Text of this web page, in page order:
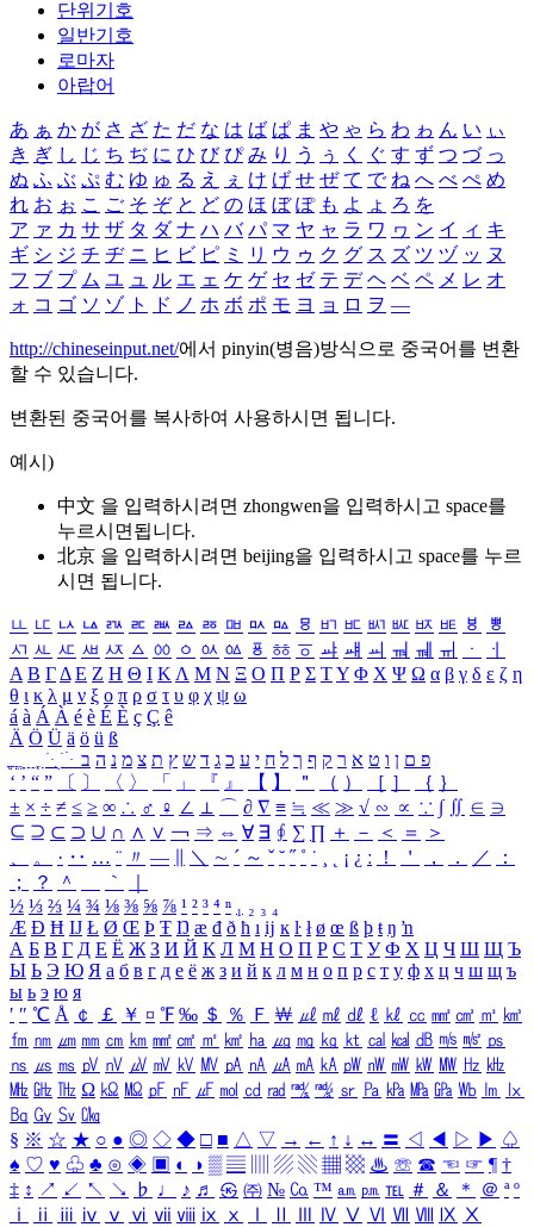
단위기호
일반기호
로마자
아랍어
あ ぁ か が さ ざ た だ な は ば ぱ ま や ゃ ら わ ゎ ん い ぃ
き ぎ し じ ち ぢ に ひ び ぴ み り う ぅ く ぐ す ず つ づ っ
ぬ ふ ぶ ぷ む ゆ ゅ る え ぇ け げ せ ぜ て で ね へ べ ぺ め
れ お ぉ こ ご そ ぞ と ど の ほ ぼ ぽ も よ ょ ろ を
ア ァ カ サ ザ タ ダ ナ ハ バ パ マ ヤ ャ ラ ワ ヮ ン イ ィ キ
ギ シ ジ チ ヂ ニ ヒ ビ ピ ミ リ ウ ゥ ク グ ス ズ ツ ヅ ッ ヌ
フ ブ プ ム ユ ュ ル エ ェ ケ ゲ セ ゼ テ デ ヘ ベ ペ メ レ オ
ォ コ ゴ ソ ゾ ト ド ノ ホ ボ ポ モ ヨ ョ ロ ヲ ―
http://chineseinput.net/에서 pinyin(병음)방식으로 중국어를 변환
할 수 있습니다.
변환된 중국어를 복사하여 사용하시면 됩니다.
예시)
中文 을 입력하시려면 zhongwen을 입력하시고 space를
누르시면됩니다.
北京 을 입력하시려면 beijing을 입력하시고 space를 누르
시면 됩니다.
ㅥ ㅦ ㅧ ㅨ ㅩ ㅪ ㅫ ㅬ ㅭ ㅮ ㅯ ㅰ ㅱ ㅲ ㅳ ㅴ ㅵ ㅶ ㅷ ㅸ
ㅹ
ㅺ ㅻ ㅼ ㅽ ㅾ ㅿ ㆀ ㆁ ㆂ ㆃ ㆄ ㆅ ㆆ ㆇ ㆈ ㆉ ㆊ ㆋ ㆌ ㆍ
ㆎ
Α Β ΓΔ Ε Ζ Η Θ Ι ΚΛ Μ Ν Ξ Ο Π Ρ Σ ΤΥ Φ Χ Ψ Ω α β γ δ ε ζ η
θ ι κ λ μ ν ξ ο π ρ σ τ υ φ χ ψ ω
á à Á À é è É È ç Ç ê
Ä Ö Ü ä ö ü ß
ִֶֹ ֻּ ׁׂ פ ם ן ו ט א ר ק ף ך ל ח י ע כ ג ד ש ץ ת צ מ נ ה ב
‘ ’ “ ” 〔 〕 〈 〉 「 」 『 』 【 】 ＂ （ ） ［ ］ ｛ ｝
± × ÷ ≠ ≤ ≥ ∞ ∴ ♂ ♀ ∠ ⊥ ⌒ ∂ ∇ ≡ ≒ ≪ ≫ √ ∽ ∝ ∵ ∫ ∬ ∈ ∋
⊆ ⊇ ⊂ ⊃ ∪ ∩ ∧ ∨ ￢ ⇒ ⇔ ∀ ∃ ∮ ∑ ∏ ＋ － ＜ ＝
＞
、
。 · ‥ … ¨ 〃 ― ＼ ∼ ´ ～ ˇ ˘ ˝ ˚ ˙ ¸ ¡ ¿ ː ！ ＇ ， ． ／
：
；
？ ＾ ｀
½ ⅓ ⅔ ¼ ¾ ⅛ ⅜ ⅝ ⅞ ¹ ² ³ ⁴ ⁿ ₁ ₂ ₃ ₄
Æ Ð Ħ Ĳ Ł Ø Œ Þ Ŧ Ŋ æ đ ð ħ ı ĳ ĸ ŀ ł ø œ ß þ ŧ ŋ ŉ
А Б В Г Д Е Ё Ж З И Й К Л М Н О П Р С Т У Ф Х Ц Ч Ш Щ Ъ
Ы Ь Э Ю Я а б в г д е ё ж з и й к л м н о п р с т у ф х ц ч ш щ ъ
ы ь э ю я
′ ″ ℃ Å ￠ ￡ ￥ ¤ ℉ ‰ ＄ ％ Ｆ ￦ ㎕ ㎖ ㎗ ℓ ㎘ ㏄ ㎣ ㎤ ㎥ ㎦
㎙ ㎚ ㎛ ㎜ ㎝ ㎞ ㎟ ㎠ ㎡ ㎢ ㏊ ㎍ ㎎ ㎏ ㏏ ㎈ ㎉ ㏈ ㎧ ㎨ ㎰
㎱ ㎲ ㎳ ㎴ ㎵ ㎶ ㎷ ㎸ ㎹ ㎀ ㎁ ㎂ ㎃ ㎄ ㎺ ㎻ ㎽ ㎾ ㎿ ㎐ ㎑
㎒ ㎓ ㎔ Ω ㏀ ㏁ ㎊ ㎋ ㎌ ㏖ ㏅ ㎭ ㎮ ㎯ ㏛ ㎩ ㎪ ㎫ ㎬ ㏝ ㏐
㏓
㏃ ㏉ ㏜ ㏆
§ ※ ☆ ★ ○ ● ◎ ◇ ◆ □ ■ △ ▽ → ← ↑ ↓ ↔ 〓 ◁ ◀ ▷ ▶ ♤
♠ ♡ ♥ ♧ ♣ ⊙ ◈ ▣ ◐ ◑ ▒ ▤ ▨ ▧ ▦ ▩ ♨ ☏ ☎ ☜ ☞ ¶ †
‡ ↕ ↗ ↙ ↖ ↘ ♭ ♩ ♪ ♬ ㉿ ㈜ № ㏇ ™ ㏂ ㏘ ℡ ＃ ＆ ＊ ＠ ª º
ⅰ
ⅱ ⅲ ⅳ ⅴ ⅵ ⅶ ⅷ ⅸ ⅹ Ⅳ Ⅴ Ⅵ Ⅶ Ⅷ Ⅸ Ⅹ